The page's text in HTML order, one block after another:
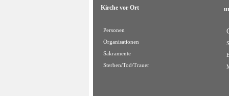
Kirche vor Ort
Personen
Organisationen
Sakramente
Sterben/Tod/Trauer